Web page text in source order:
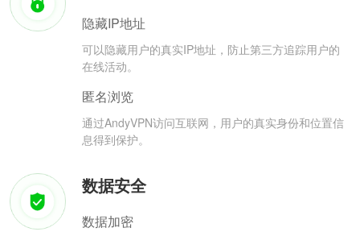
隐藏IP地址
可以隐藏用户的真实IP地址，防止第三方追踪用户的
在线活动。
匿名浏览
通过AndyVPN访问互联网，用户的真实身份和位置信
息得到保护。
数据安全
数据加密